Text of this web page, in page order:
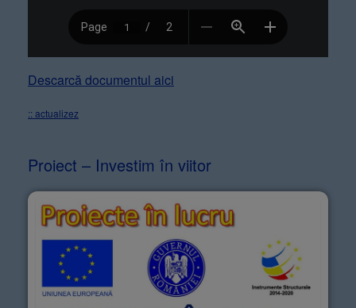
Descarcă documentul aici
:: actualizez
Proiect – Investim în viitor